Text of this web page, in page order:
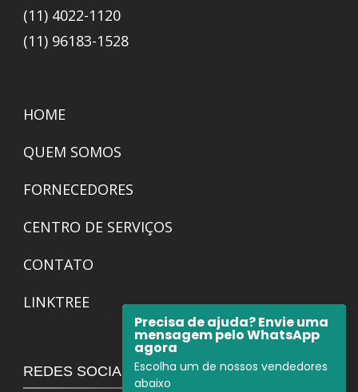
(11) 4022-1120
(11) 96183-1528
HOME
QUEM SOMOS
FORNECEDORES
CENTRO DE SERVIÇOS
CONTATO
LINKTREE
REDES SOCIAIS
Precisa de ajuda? Envie uma
mensagem pelo WhatsApp
agora
Escolha um de nossos vendedores
abaixo